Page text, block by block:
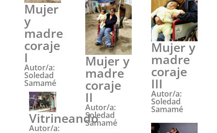
Mujer
y
madre
coraje
I
Autor/a:
Soledad
Samamé
Vitrineando
Autor/a:
Mujer y
madre
coraje
II
Autor/a:
Soledad
Samamé
Mujer y
madre
coraje
III
Autor/a:
Soledad
Samamé